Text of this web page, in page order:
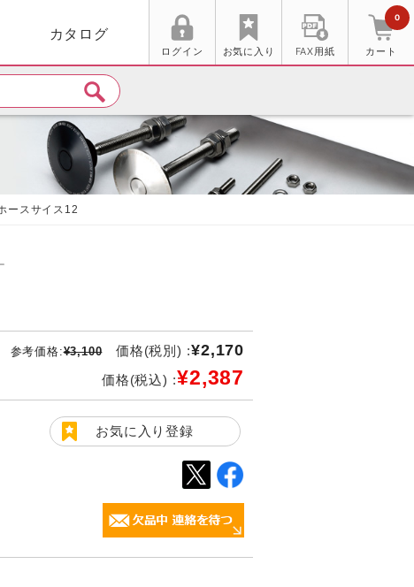
カタログ
ログイン お気に入り FAX用紙 カート
0
ースサイス12
参考価格:¥3,100 価格(税別) :¥2,170
価格(税込) :¥2,387
お気に入り登録